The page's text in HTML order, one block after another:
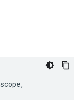
scope,